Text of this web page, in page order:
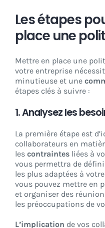
Les étapes
place une
Mettre en place une
votre entreprise
minutieuse et une
étapes clés à suivre :
1. Analysez les
La première étape est
collaborateurs en
les contraintes liées à
vous permettra de
les plus adaptées à
vous pouvez mettre en
et organiser des
les préoccupations de
L’implication de vos